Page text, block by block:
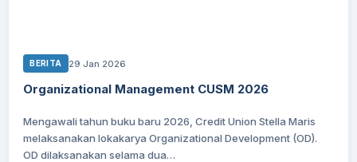
BERITA 29 Jan 2026
Organizational Management CUSM 2026
Mengawali tahun buku baru 2026, Credit Union Stella Maris
melaksanakan lokakarya Organizational Development (OD).
OD dilaksanakan selama dua…